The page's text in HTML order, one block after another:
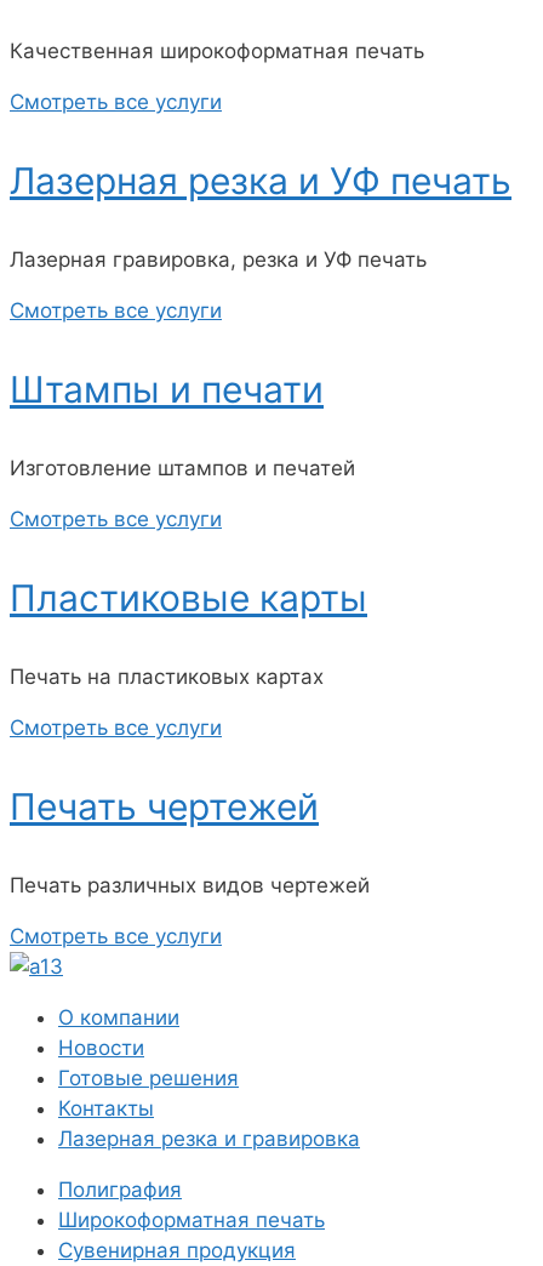
Качественная широкоформатная печать
Смотреть все услуги
Лазерная резка и УФ печать
Лазерная гравировка, резка и УФ печать
Смотреть все услуги
Штампы и печати
Изготовление штампов и печатей
Смотреть все услуги
Пластиковые карты
Печать на пластиковых картах
Смотреть все услуги
Печать чертежей
Печать различных видов чертежей
Смотреть все услуги
О компании
Новости
Готовые решения
Контакты
Лазерная резка и гравировка
Полиграфия
Широкоформатная печать
Сувенирная продукция